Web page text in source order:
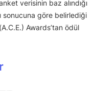
verisinin baz alındığı
sonucuna göre belirlediği
Awards’tan ödül